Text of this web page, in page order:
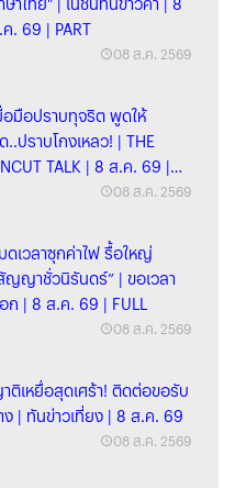
. 69 | PART
08 ส.ค. 2569
อมือปราบทุจริต พูดให้
..ปราบโกงเหลว! | THE
TALK | 8 ส.ค. 69 |
08 ส.ค. 2569
ดเวลาซุกค่าไฟ รื้อใหญ่
ญญาชั่วนิรันดร์” | ขอเวลา
ก | 8 ส.ค. 69 | FULL
08 ส.ค. 2569
ติเหยื่อสุดเศร้า! ติดต่อขอรับ
ง | ทันข่าวเที่ยง | 8 ส.ค. 69
08 ส.ค. 2569